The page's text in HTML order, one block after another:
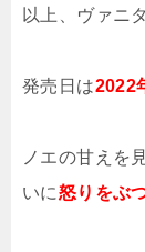
以上、ヴァニ
発売日は2022
ノエの甘えを
いに怒りをぶ